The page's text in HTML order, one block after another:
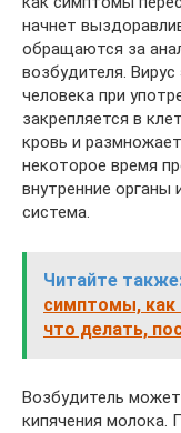
начнет
обращаются за
возбудителя.
человека при
закрепляется в
кровь и
некоторое время
внутренние органы
система.
Читайте
симптомы, как
что делать,
Возбудитель
кипячения молока.